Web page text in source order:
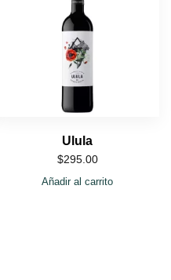
Ulula
$295.00
Añadir al carrito